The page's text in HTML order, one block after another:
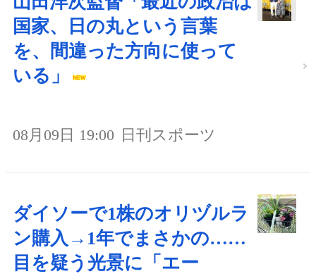
国家、日の丸という言葉
を、間違った方向に使って
いる」
08月09日 19:00 日刊スポーツ
ダイソーで1株のオリヅルラ
ン購入→1年でまさかの……
目を疑う光景に「エー